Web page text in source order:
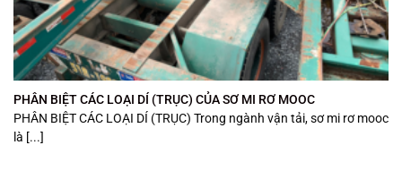
PHÂN BIỆT CÁC LOẠI DÍ (TRỤC) CỦA SƠ MI RƠ MOOC
PHÂN BIỆT CÁC LOẠI DÍ (TRỤC) Trong ngành vận tải, sơ mi rơ mooc
là [...]